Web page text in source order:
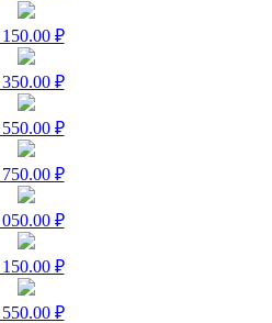
150.00 ₽
350.00 ₽
550.00 ₽
750.00 ₽
₽
₽
₽